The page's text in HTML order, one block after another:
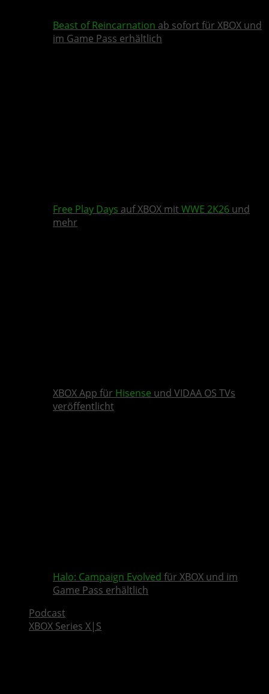
Beast of Reincarnation ab sofort für XBOX und
im Game Pass erhältlich
Free Play Days auf XBOX mit WWE 2K26 und
mehr
XBOX App für Hisense und VIDAA OS TVs
veröffentlicht
Halo: Campaign Evolved für XBOX und im
Game Pass erhältlich
Podcast
XBOX Series X|S